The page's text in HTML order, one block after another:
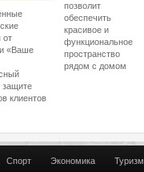
от
«Ваше
защите
клиентов
позволит
обеспечить
красивое и
функциональное
пространство
рядом с домом
Спорт Экономика Туризм